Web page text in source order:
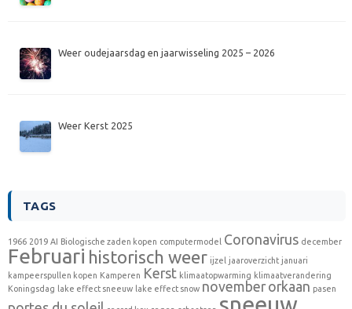
Weer oudejaarsdag en jaarwisseling 2025 – 2026
Weer Kerst 2025
TAGS
1966 2019 AI Biologische zaden kopen computermodel Coronavirus december
Februari historisch weer ijzel jaaroverzicht januari
kampeerspullen kopen Kamperen Kerst klimaatopwarming klimaatverandering
Koningsdag lake effect sneeuw lake effect snow november orkaan pasen